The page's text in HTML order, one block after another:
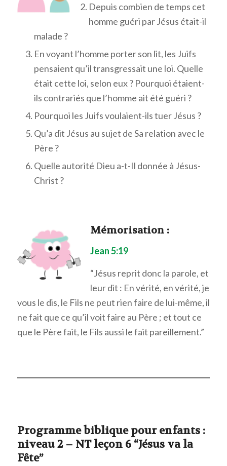
Depuis combien de temps cet
homme guéri par Jésus était-il
malade ?
En voyant l’homme porter son lit, les Juifs
pensaient qu’il transgressait une loi. Quelle
était cette loi, selon eux ? Pourquoi étaient-
ils contrariés que l’homme ait été guéri ?
Pourquoi les Juifs voulaient-ils tuer Jésus ?
Qu’a dit Jésus au sujet de Sa relation avec le
Père ?
Quelle autorité Dieu a-t-Il donnée à Jésus-
Christ ?
Mémorisation:
Jean 5:19
“Jésus reprit donc la parole, et
leur dit : En vérité, en vérité, je
vous le dis, le Fils ne peut rien faire de lui-même, il
ne fait que ce qu’il voit faire au Père ; et tout ce
que le Père fait, le Fils aussi le fait pareillement.”
Programme biblique pour enfants :
niveau 2 – NT leçon 6 “Jésus va la
Fête”